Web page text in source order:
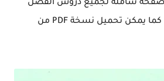
تحتوي المذكرة علي 76 صفحة شاملة لجميع دروس الفصل
الاول لغة عربية عاشر ، كما يمكن تحميل نسخة PDF من